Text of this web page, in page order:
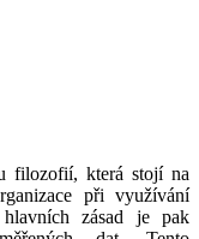
filozofií, která stojí na
při využívání
zásad je pak